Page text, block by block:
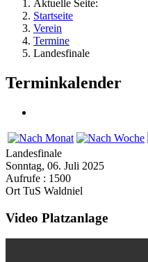
Aktuelle Seite:
Startseite
Verein
Termine
Landesfinale
Terminkalender
Landesfinale
Sonntag, 06. Juli 2025
Aufrufe : 1500
Ort TuS Waldniel
Video Platzanlage